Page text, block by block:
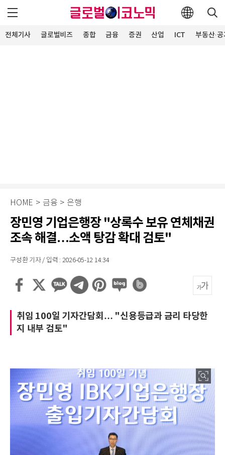
전체기사 글로벌비즈 종합 금융 증권 산업 ICT 부동산·
HOME > 금융 > 은행
장민영 기업은행장 "상록수 보유 연체채권
조속 해결…소액 탕감 확대 검토"
구성환 기자 / 입력 : 2026-05-12 14:34
취임 100일 기자간담회… "신용등급과 금리 타당한
지 내부 검토"